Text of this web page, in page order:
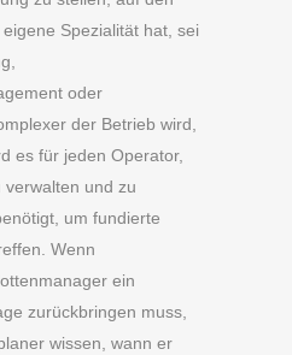
Spezialität hat, sei
oder
der Betrieb wird,
es für jeden Operator,
und zu
um fundierte
Wenn
ein
zurückbringen muss,
wissen, wann er